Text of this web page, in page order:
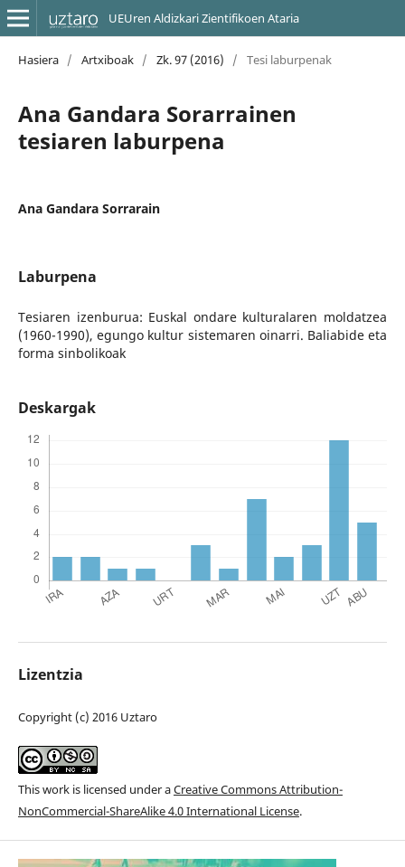
UEUren Aldizkari Zientifikoen Ataria
Hasiera / Artxiboak / Zk. 97 (2016) / Tesi laburpenak
Ana Gandara Sorarrainen
tesiaren laburpena
Ana Gandara Sorrarain
Laburpena
Tesiaren izenburua: Euskal ondare kulturalaren moldatzea
(1960-1990), egungo kultur sistemaren oinarri. Baliabide eta
forma sinbolikoak
Deskargak
Lizentzia
Copyright (c) 2016 Uztaro
This work is licensed under aCreative Commons Attribution-
NonCommercial-ShareAlike 4.0 International License.